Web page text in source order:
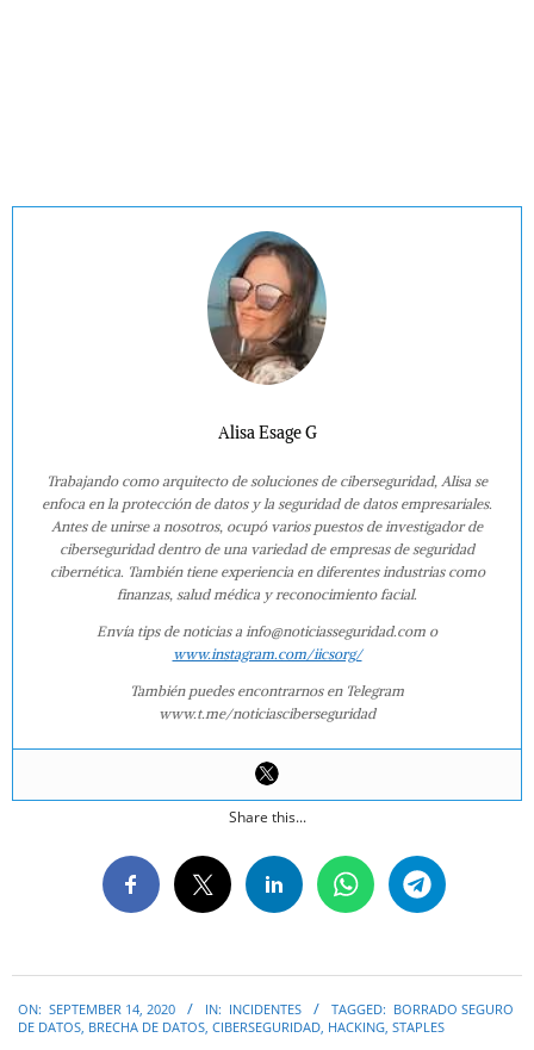
Alisa Esage G
Trabajando como arquitecto de soluciones de ciberseguridad, Alisa se
enfoca en la protección de datos y la seguridad de datos empresariales.
Antes de unirse a nosotros, ocupó varios puestos de investigador de
ciberseguridad dentro de una variedad de empresas de seguridad
cibernética. También tiene experiencia en diferentes industrias como
finanzas, salud médica y reconocimiento facial.
Envía tips de noticias a info@noticiasseguridad.com o
www.instagram.com/iicsorg/
También puedes encontrarnos en Telegram
www.t.me/noticiasciberseguridad
Share this...
09-
ON: SEPTEMBER 14, 2020 IN: INCIDENTES TAGGED: BORRADO SEGURO
DE DATOS BRECHA DE DATOS CIBERSEGURIDAD HACKING STAPLES